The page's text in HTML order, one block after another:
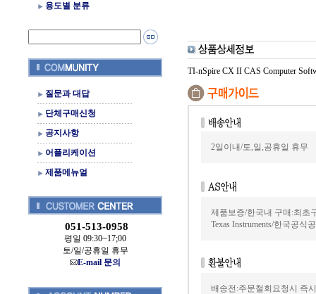
용도별 분류
질문과 대답
단체구매신청
공지사항
어플리케이션
제품메뉴얼
051-513-0958
평일 09:30~17;00
토/일/공휴일 휴무
E-mail 문의
TI-nSpire CX II CAS Computer
2일이내/토,일,공휴일 휴무
제품보증/한국내 구매:최초
Texas Instruments/한국공식
배송전:주문철회요청시 즉